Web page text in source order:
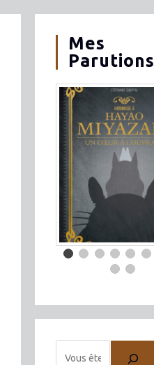
Mes
Parutions